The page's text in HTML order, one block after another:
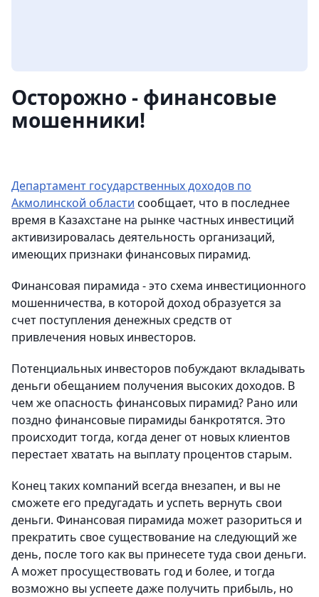
Осторожно - финансовые
мошенники!
Департамент государственных доходов по
Акмолинской области сообщает, что в последнее
время в Казахстане на рынке частных инвестиций
активизировалась деятельность организаций,
имеющих признаки финансовых пирамид.
Финансовая пирамида - это схема инвестиционного
мошенничества, в которой доход образуется за
счет поступления денежных средств от
привлечения новых инвесторов.
Потенциальных инвесторов побуждают вкладывать
деньги обещанием получения высоких доходов. В
чем же опасность финансовых пирамид? Рано или
поздно финансовые пирамиды банкротятся. Это
происходит тогда, когда денег от новых клиентов
перестает хватать на выплату процентов старым.
Конец таких компаний всегда внезапен, и вы не
сможете его предугадать и успеть вернуть свои
деньги. Финансовая пирамида может разориться и
прекратить свое существование на следующий же
день, после того как вы принесете туда свои деньги.
А может просуществовать год и более, и тогда
возможно вы успеете даже получить прибыль, но